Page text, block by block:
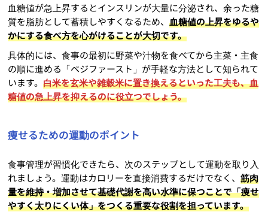
血糖値が急上昇するとインスリンが大量に分泌され、余った糖
質を脂肪として蓄積しやすくなるため、血糖値の上昇をゆるや
かにする食べ方を心がけることが大切です。
具体的には、食事の最初に野菜や汁物を食べてから主菜・主食
の順に進める「ベジファースト」が手軽な方法として知られて
います。白米を玄米や雑穀米に置き換えるといった工夫も、血
糖値の急上昇を抑えるのに役立つでしょう。
痩せるための運動のポイント
食事管理が習慣化できたら、次のステップとして運動を取り入
れましょう。運動はカロリーを直接消費するだけでなく、筋肉
量を維持・増加させて基礎代謝を高い水準に保つことで「痩せ
やすく太りにくい体」をつくる重要な役割を担っています。